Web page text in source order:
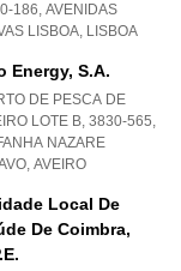
186, AVENIDAS
LISBOA, LISBOA
Energy, S.a.
DE PESCA DE
LOTE B, 3830-565,
NAZARE
, AVEIRO
Local De
De Coimbra,